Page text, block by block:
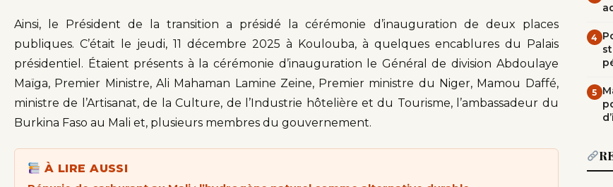
Ainsi, le Président de la transition a présidé la cérémonie d’inauguration de deux places
publiques. C’était le jeudi, 11 décembre 2025 à Koulouba, à quelques encablures du Palais
présidentiel. Étaient présents à la cérémonie d’inauguration le Général de division Abdoulaye
Maïga, Premier Ministre, Ali Mahaman Lamine Zeine, Premier ministre du Niger, Mamou Daffé,
ministre de l’Artisanat, de la Culture, de l’Industrie hôtelière et du Tourisme, l’ambassadeur du
Burkina Faso au Mali et, plusieurs membres du gouvernement.
À LIRE AUSSI
4
5